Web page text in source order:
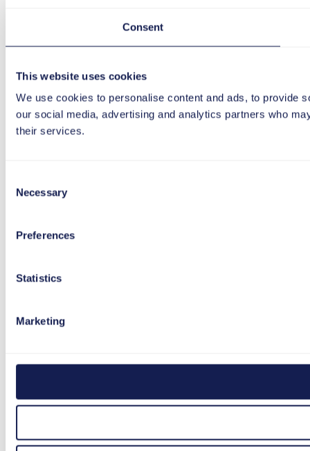
Consent
This website uses cookies
We use cookies to personalise content and ads, to provide
our social media, advertising and analytics partners who
their services.
Selection
Necessary
Preferences
Statistics
Marketing